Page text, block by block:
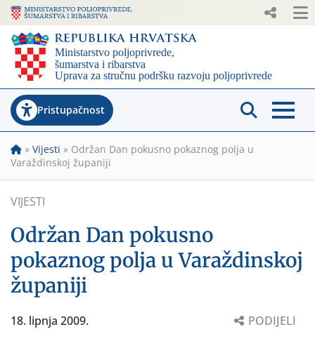
Pristupačnost
» Vijesti » Održan Dan pokusno pokaznog polja u
Varaždinskoj županiji
VIJESTI
Održan Dan pokusno
pokaznog polja u Varaždinskoj
županiji
18. lipnja 2009. PODIJELI